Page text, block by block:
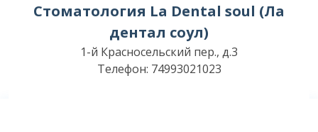
Стоматология La Dental soul (Ла
дентал соул)
1-й Красносельский пер., д.3
Телефон: 74993021023